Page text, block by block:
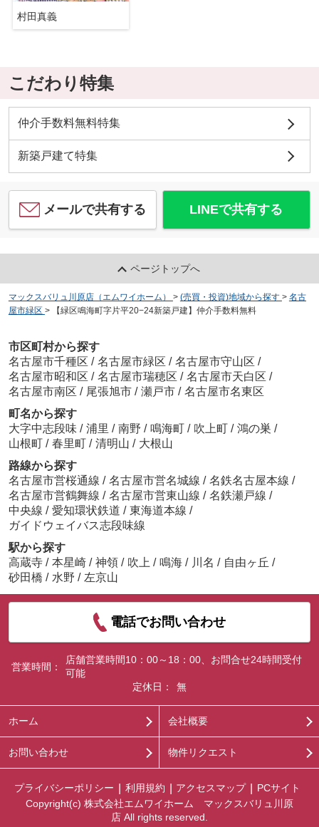
村田真義
こだわり特集
仲介手数料無料特集
新築戸建て特集
メールで共有する LINEで共有する
ページトップへ
マックスバリュ川原店（エムワイホーム） > (売買・投資)地域から探す > 名古
屋市緑区 > 【緑区鳴海町字片平20−24新築戸建】仲介手数料無料
市区町村から探す
名古屋市千種区 / 名古屋市緑区 / 名古屋市守山区 /
名古屋市昭和区 / 名古屋市瑞穂区 / 名古屋市天白区 /
名古屋市南区 / 尾張旭市 / 瀬戸市 / 名古屋市名東区
町名から探す
大字中志段味 / 浦里 / 南野 / 鳴海町 / 吹上町 / 鴻の巣 /
山根町 / 春里町 / 清明山 / 大根山
路線から探す
名古屋市営桜通線 / 名古屋市営名城線 / 名鉄名古屋本線 /
名古屋市営鶴舞線 / 名古屋市営東山線 / 名鉄瀬戸線 /
中央線 / 愛知環状鉄道 / 東海道本線 /
ガイドウェイバス志段味線
駅から探す
高蔵寺 / 本星崎 / 神領 / 吹上 / 鳴海 / 川名 / 自由ヶ丘 /
砂田橋 / 水野 / 左京山
電話でお問い合わせ
営業時間：
店舗営業時間10：00～18：00、お問合せ24時間受付
可能
定休日：
無
ホーム 会社概要
お問い合わせ 物件リクエスト
プライバシーポリシー 利用規約 アクセスマップ
PCサイト
Copyright(c) 株式会社エムワイホーム マックスバリュ川原
店 All rights reserved.